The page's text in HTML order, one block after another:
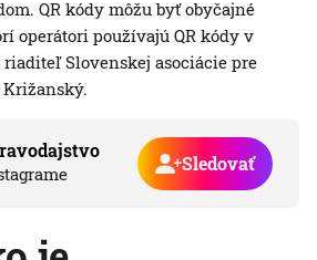
QR kódy môžu byť obyčajné
operátori používajú QR kódy v
Slovenskej asociácie pre
Sledovať